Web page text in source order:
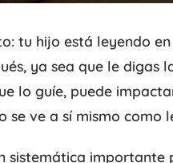
tu hijo está leyendo
ya sea que le digas
lo guíe, puede
se ve a sí mismo como
sistemática importante